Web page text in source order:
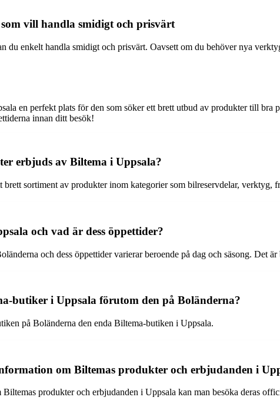
vill handla smidigt och prisvärt
du enkelt handla smidigt och prisvärt. Oavsett om du behöver nya
en perfekt plats för den som söker ett brett utbud av produkter till
innan ditt besök!
erbjuds av Biltema i Uppsala?
sortiment av produkter inom kategorier som bilreservdelar, verktyg,
och vad är dess öppettider?
och dess öppettider varierar beroende på dag och säsong. Det
butiker i Uppsala förutom den på Boländerna?
på Boländerna den enda Biltema-butiken i Uppsala.
om Biltemas produkter och erbjudanden i
produkter och erbjudanden i Uppsala kan man besöka deras